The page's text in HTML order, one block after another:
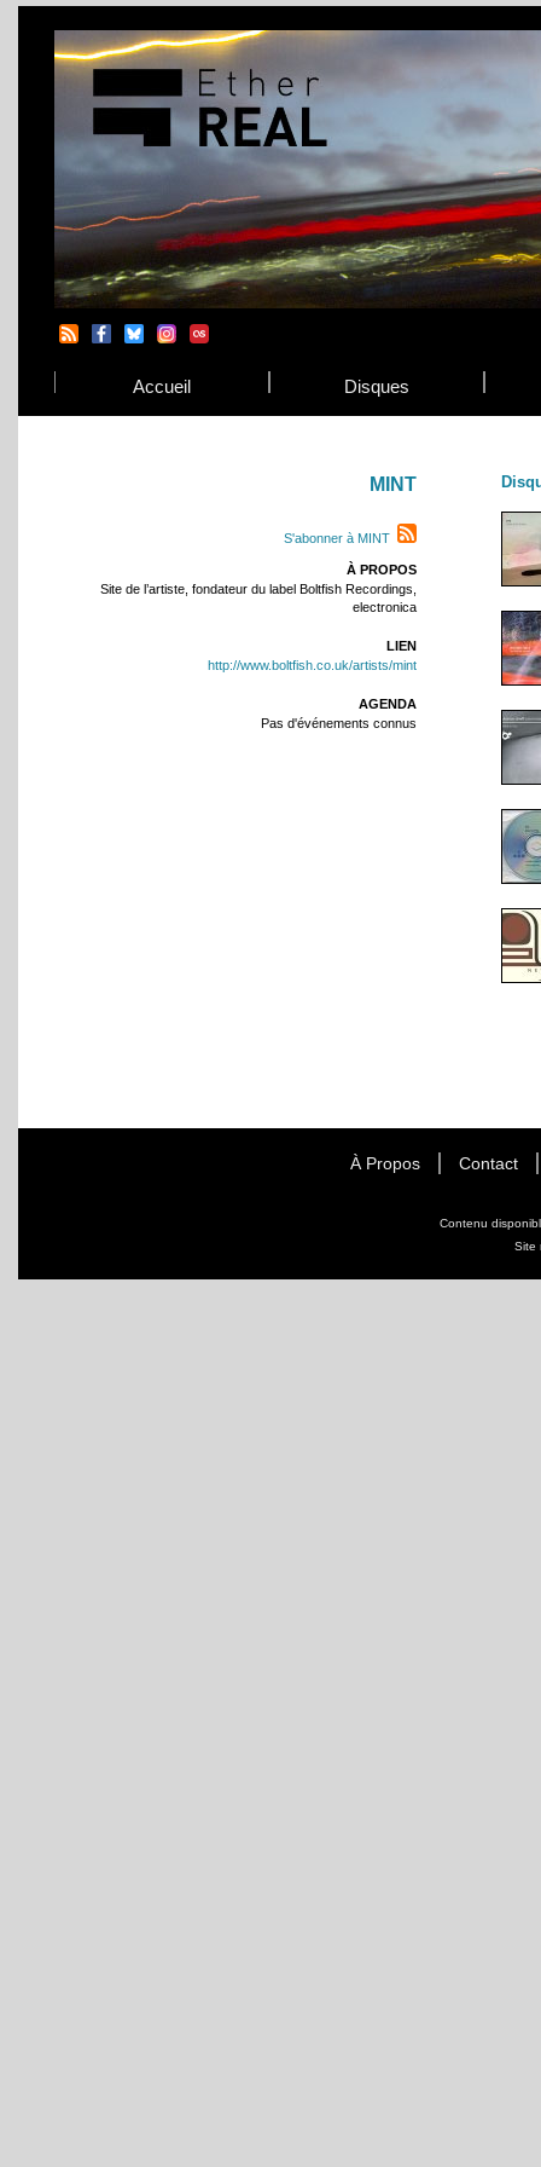
Accueil Disques
MINT
S'abonner à MINT
À PROPOS
Site de l’artiste, fondateur du label Boltfish Recordings,
electronica
LIEN
http://www.boltfish.co.uk/artists/mint
AGENDA
Pas d'événements connus
À Propos Contact
Contenu
Site